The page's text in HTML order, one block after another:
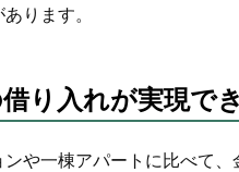
ります。
り入れが実現で
や一棟アパートに比べて